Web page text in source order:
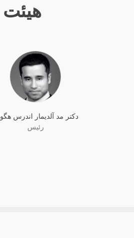
هیئت
دکتر مد آلدیمار اندرس
رئیس